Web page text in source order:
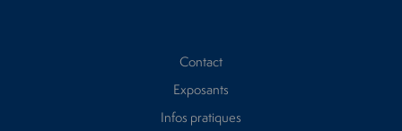
Contact
Exposants
Infos pratiques